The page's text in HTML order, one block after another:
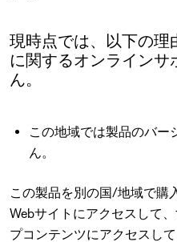
現時点では、以下の理
に関するオンライン
ん。
この地域では製品のバー
ん。
この製品を別の国/地域で購
Webサイトにアクセスして
プコンテンツにアクセスして